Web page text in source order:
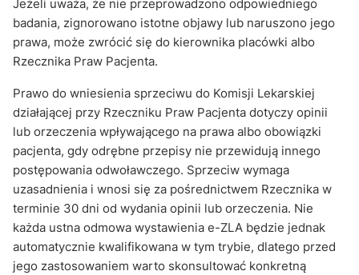
Jeżeli uważa, że nie przeprowadzono odpowiedniego
badania, zignorowano istotne objawy lub naruszono jego
prawa, może zwrócić się do kierownika placówki albo
Rzecznika Praw Pacjenta.
Prawo do wniesienia sprzeciwu do Komisji Lekarskiej
działającej przy Rzeczniku Praw Pacjenta dotyczy opinii
lub orzeczenia wpływającego na prawa albo obowiązki
pacjenta, gdy odrębne przepisy nie przewidują innego
postępowania odwoławczego. Sprzeciw wymaga
uzasadnienia i wnosi się za pośrednictwem Rzecznika w
terminie 30 dni od wydania opinii lub orzeczenia. Nie
każda ustna odmowa wystawienia e-ZLA będzie jednak
automatycznie kwalifikowana w tym trybie, dlatego przed
jego zastosowaniem warto skonsultować konkretną